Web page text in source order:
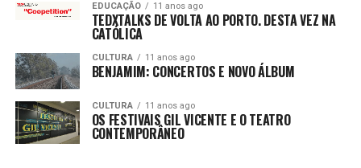
EDUCAÇÃO 11 anos ago
TEDXTALKS DE VOLTA AO PORTO. DESTA VEZ NA
CATÓLICA
CULTURA 11 anos ago
BENJAMIM: CONCERTOS E NOVO ÁLBUM
CULTURA 11 anos ago
OS FESTIVAIS GIL VICENTE E O TEATRO
CONTEMPORÂNEO